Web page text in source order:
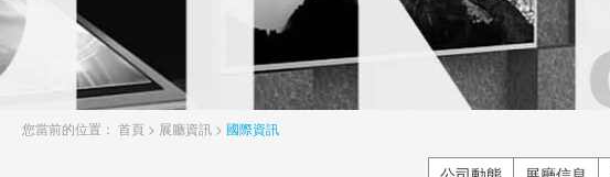
您當前的位置： 首頁 > 展廳資訊 > 國際資訊